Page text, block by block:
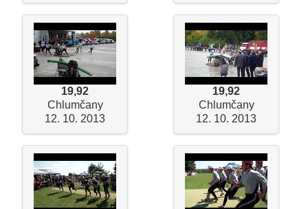
19,92
Chlumčany
12. 10. 2013
19,92
Chlumčany
12. 10. 2013